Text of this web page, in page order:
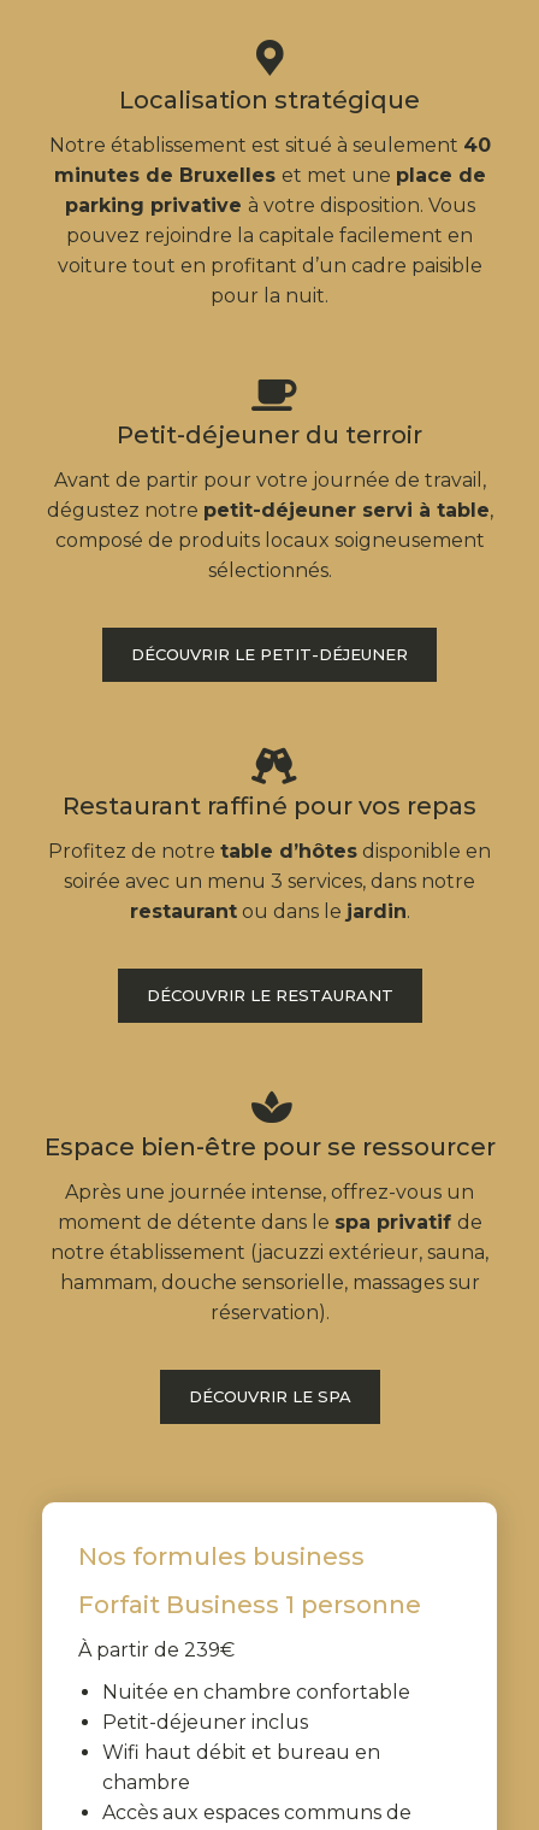
Localisation stratégique
Notre établissement est situé à seulement 40
minutes de Bruxelles et met une place de
parking privative à votre disposition. Vous
pouvez rejoindre la capitale facilement en
voiture tout en profitant d’un cadre paisible
pour la nuit.
Petit-déjeuner du terroir
Avant de partir pour votre journée de travail,
dégustez notre petit-déjeuner servi à table,
composé de produits locaux soigneusement
sélectionnés.
DÉCOUVRIR LE PETIT-DÉJEUNER
Restaurant raffiné pour vos repas
Profitez de notre table d’hôtes disponible en
soirée avec un menu 3 services, dans notre
restaurantou dans le jardin.
DÉCOUVRIR LE RESTAURANT
Espace bien-être pour se ressourcer
Après une journée intense, offrez-vous un
moment de détente dans le spa privatif de
notre établissement (jacuzzi extérieur, sauna,
hammam, douche sensorielle, massages sur
réservation).
DÉCOUVRIR LE SPA
Nos formules business
Forfait Business 1 personne
À partir de 239€
Nuitée en chambre confortable
Petit-déjeuner inclus
Wifi haut débit et bureau en
chambre
Accès aux espaces communs de